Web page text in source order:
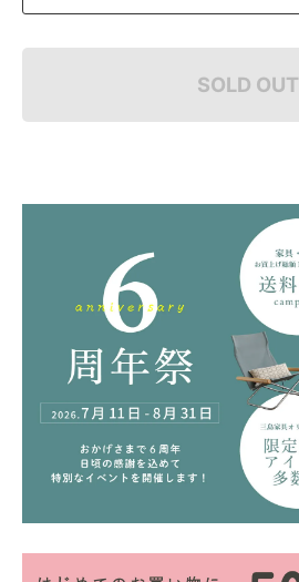
SOLD OUT